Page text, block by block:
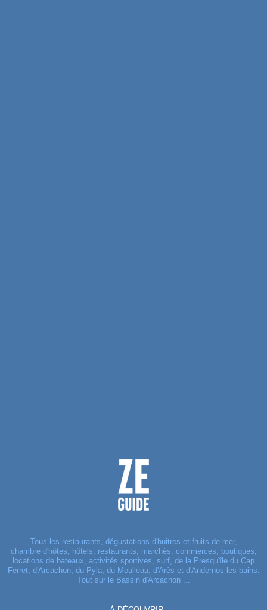
Tous les restaurants, dégustations d'huitres et fruits de mer,
chambre d'hôtes, hôtels, restaurants, marchés, commerces, boutiques,
locations de bateaux, activités sportives, surf, de la Presqu'île du Cap
Ferret, d'Arcachon, du Pyla, du Moulleau, d'Arès et d'Andernos les bains.
Tout sur le Bassin d'Arcachon ...